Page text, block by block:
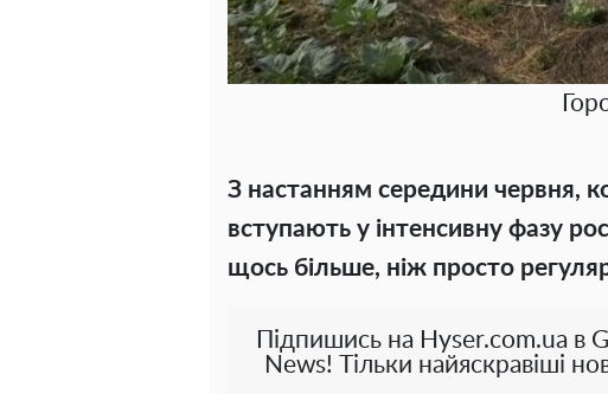
З настанням середини червня,
вступають у інтенсивну фазу
щось більше, ніж просто
Підпишись на Hyser.com.ua в
News! Тільки найяскравіші